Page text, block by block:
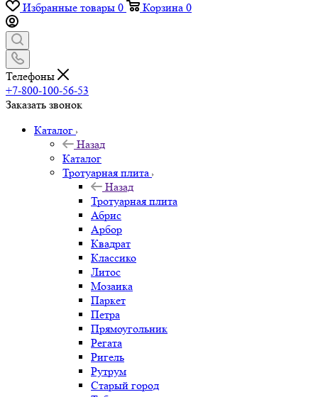
Избранные товары 0 Корзина 0
Телефоны
+7-800-100-56-53
Заказать звонок
Каталог
Назад
Каталог
Тротуарная плита
Назад
Тротуарная плита
Абрис
Арбор
Квадрат
Классико
Литос
Мозаика
Паркет
Петра
Прямоугольник
Регата
Ригель
Рутрум
Старый город